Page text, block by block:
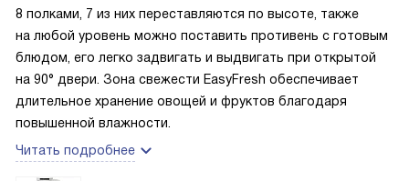
8 полками, 7 из них переставляются по высоте, также
на любой уровень можно поставить противень с готовым
блюдом, его легко задвигать и выдвигать при открытой
на 90° двери. Зона свежести EasyFresh обеспечивает
длительное хранение овощей и фруктов благодаря
повышенной влажности.
Читать подробнее